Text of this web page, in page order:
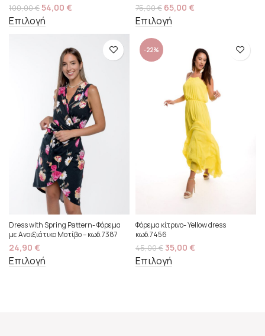
100,00€54,00 €
Επιλογή
75,00€ 65,00 €
Επιλογή
Dress with Spring Pattern- Φόρεμα
με Ανοιξιάτικο Μοτίβο – κωδ.7387
24,90 €
Επιλογή
-22%
Φόρεμα κίτρινο- Yellow dress
κωδ.7456
45,00€ 35,00 €
Επιλογή